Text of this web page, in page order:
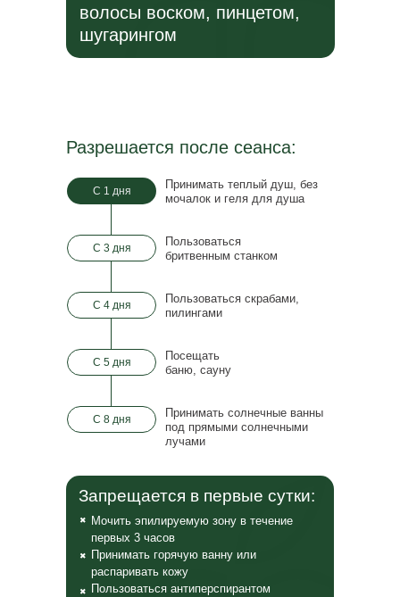
волосы воском, пинцетом,
шугарингом
С 3 дня
С 5 дня
С 1 дня
С 4 дня
С 8 дня
Пользоваться
бритвенным станком
Пользоваться скрабами,
пилингами
Принимать солнечные ванны
под прямыми солнечными
лучами
Посещать
баню, сауну
Принимать теплый душ, без
мочалок и геля для душа
Мочить эпилируемую зону в течение
первых 3 часов
Принимать горячую ванну или
распаривать кожу
Пользоваться антиперспирантом
✖
✖
✖
Разрешается после сеанса:
Запрещается в первые сутки: